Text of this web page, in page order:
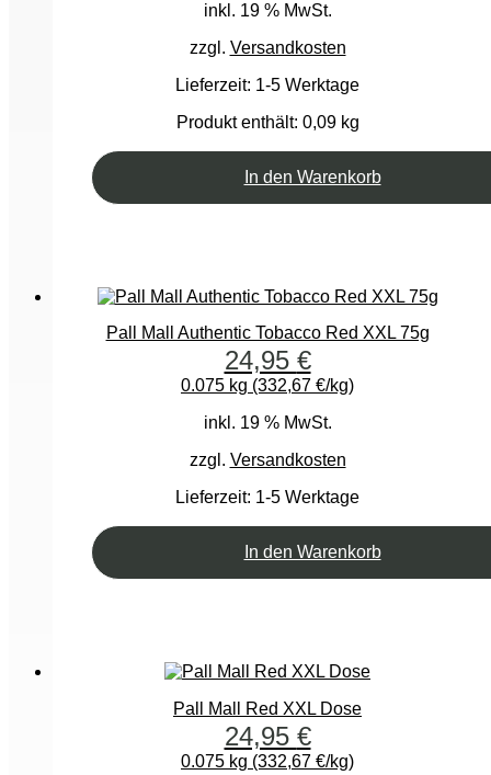
inkl. 19 % MwSt.
zzgl. Versandkosten
Lieferzeit: 1-5 Werktage
Produkt enthält: 0,09 kg
In den Warenkorb
Pall Mall Authentic Tobacco Red XXL 75g
24,95 €
0.075 kg (332,67 €/kg)
inkl. 19 % MwSt.
zzgl. Versandkosten
Lieferzeit: 1-5 Werktage
In den Warenkorb
Pall Mall Red XXL Dose
24,95 €
0.075 kg (332,67 €/kg)